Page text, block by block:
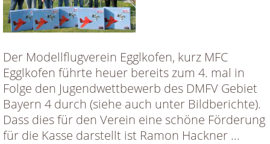
Der Modellflugverein Egglkofen, kurz MFC
Egglkofen führte heuer bereits zum 4. mal in
Folge den Jugendwettbewerb des DMFV Gebiet
Bayern 4 durch (siehe auch unter Bildberichte).
Dass dies für den Verein eine schöne Förderung
für die Kasse darstellt ist Ramon Hackner ...